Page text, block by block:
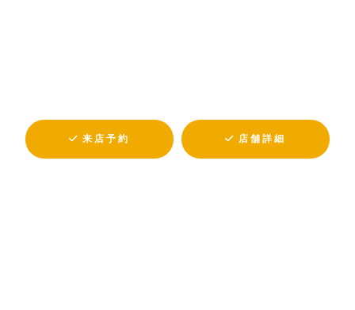
来店予約 店舗詳細